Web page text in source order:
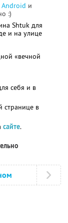
Android и
:)
Shtuk для
и на улице
«вечной
себя и в
странице в
сайте.